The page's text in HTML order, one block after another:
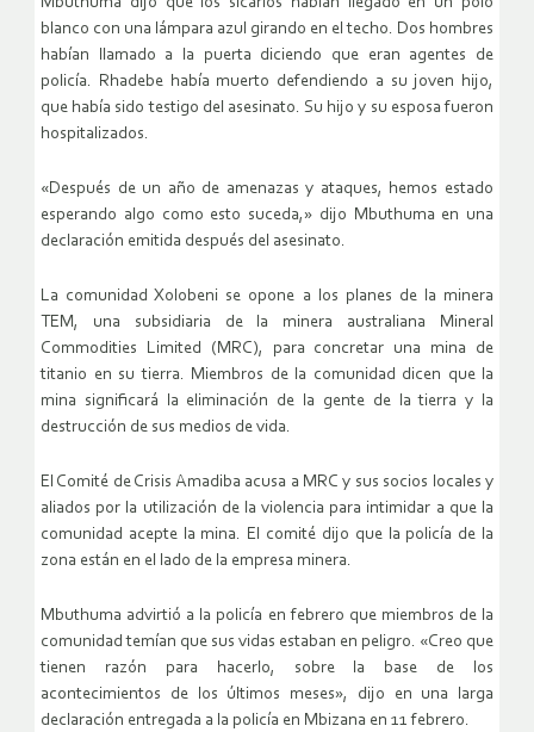
blanco con una lámpara azul girando en el techo. Dos hombres
habían llamado a la puerta diciendo que eran agentes de
policía. Rhadebe había muerto defendiendo a su joven hijo,
que había sido testigo del asesinato. Su hijo y su esposa fueron
hospitalizados.
«Después de un año de amenazas y ataques, hemos estado
esperando algo como esto suceda,» dijo Mbuthuma en una
declaración emitida después del asesinato.
La comunidad Xolobeni se opone a los planes de la minera
TEM, una subsidiaria de la minera australiana Mineral
Commodities Limited (MRC), para concretar una mina de
titanio en su tierra. Miembros de la comunidad dicen que la
mina significará la eliminación de la gente de la tierra y la
destrucción de sus medios de vida.
El Comité de Crisis Amadiba acusa a MRC y sus socios locales y
aliados por la utilización de la violencia para intimidar a que la
comunidad acepte la mina. El comité dijo que la policía de la
zona están en el lado de la empresa minera.
Mbuthuma advirtió a la policía en febrero que miembros de la
comunidad temían que sus vidas estaban en peligro. «Creo que
tienen razón para hacerlo, sobre la base de los
acontecimientos de los últimos meses», dijo en una larga
declaración entregada a la policía en Mbizana en 11 febrero.